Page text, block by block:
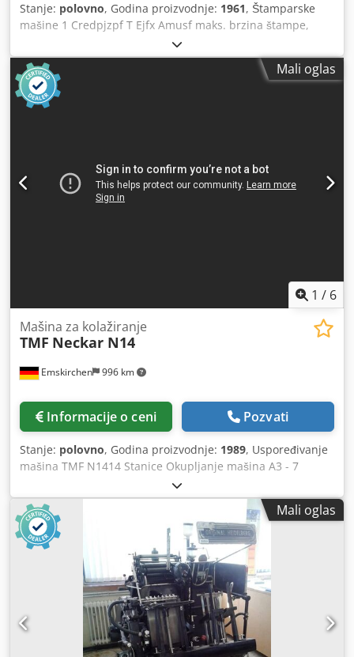
Stanje: polovno, Godina proizvodnje: 1961, Štamparske
mašine 1 Credpjzpf T Ejfx Amusf maks. brzina štampe,
formati: 5500 komada/sat maks. format štampe: 26 x 38 cm
broj mašine: 132.756
Mali oglas
1 / 6
Emskirchen 996 km
Mašina za kolažiranje
TMF Neckar N14
Informacije o ceni Pozvati
Stanje: polovno, Godina proizvodnje: 1989, Uspoređivanje
mašina TMF N1414 Stanice Okupljanje mašina A3 - 7
stanica Okupljanje mašina A2 14 stanica za uspoređivanje
mašina veličina A3 - 7 stanica za uspoređivanje mašina
veličina A2 Sa priloženim vibratorom cik-cak / Isporuka
Jogger sa online cik-cak jedinicom Rad i kontrole panela,
Stau / Ometanje Doppelbogen- und Fehlbogenkontrolle /
double-sheet and no-sheet control Unapred podešen
brojač - Puna prijem kaseta Priručnici / Priručnici Online
video inspekcija preko Skipe-Video Bili bismo veoma
zadovoljni Vašom posetom - više mašina na lageru
Dostupno odmah - može se pregledati Cedpfsh Uk E Ssx
Amujrf Na lageru Emskirchen / Nürnberg - Može se
Mali oglas